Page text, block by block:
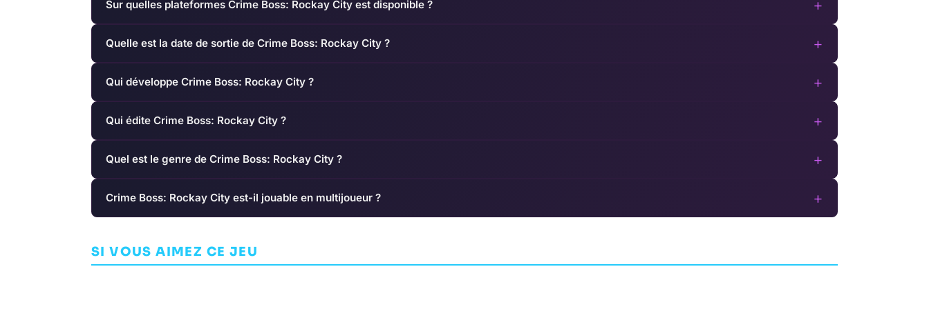
Sur quelles plateformes Crime Boss: Rockay City est disponible ? +
Quelle est la date de sortie de Crime Boss: Rockay City ? +
Qui développe Crime Boss: Rockay City ? +
Qui édite Crime Boss: Rockay City ? +
Quel est le genre de Crime Boss: Rockay City ? +
Crime Boss: Rockay City est-il jouable en multijoueur ? +
SI VOUS AIMEZ CE JEU
AVENTURE
Shred Nebula